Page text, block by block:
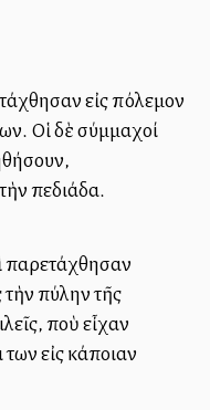
εἰς πόλεμον
Οἱ δὲ σύμμαχοί
πεδιάδα.
παρετάχθησαν
τὴν πύλην τῆς
ποὺ εἶχαν
εἰς κάποιαν